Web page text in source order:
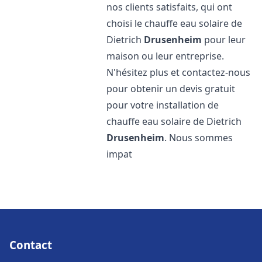
nos clients satisfaits, qui ont
choisi le chauffe eau solaire de
Dietrich Drusenheim pour leur
maison ou leur entreprise.
N'hésitez plus et contactez-nous
pour obtenir un devis gratuit
pour votre installation de
chauffe eau solaire de Dietrich
Drusenheim. Nous sommes
impat
Contact